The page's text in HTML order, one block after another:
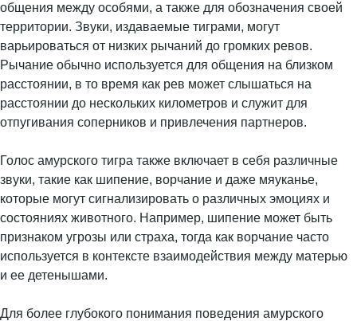
общения между особями, а также для обозначения своей
территории. Звуки, издаваемые тиграми, могут
варьироваться от низких рычаний до громких ревов.
Рычание обычно используется для общения на близком
расстоянии, в то время как рев может слышаться на
расстоянии до нескольких километров и служит для
отпугивания соперников и привлечения партнеров.
Голос амурского тигра также включает в себя различные
звуки, такие как шипение, ворчание и даже мяуканье,
которые могут сигнализировать о различных эмоциях и
состояниях животного. Например, шипение может быть
признаком угрозы или страха, тогда как ворчание часто
используется в контексте взаимодействия между матерью
и ее детенышами.
Для более глубокого понимания поведения амурского